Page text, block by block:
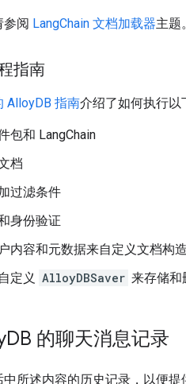
参阅 LangChain 文档加载器主题。
指南
AlloyDB 指南介绍了如何执行以
包和 LangChain
档
过滤条件
身份验证
内容和元数据来自定义文档构造
定义 AlloyDBSaver 来存储和
DB 的聊天消息记录
所述内容的历史记录，以便